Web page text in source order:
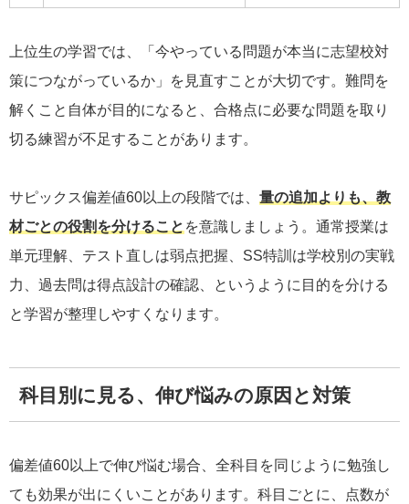
上位生の学習では、「今やっている問題が本当に志望校対
策につながっているか」を見直すことが大切です。難問を
解くこと自体が目的になると、合格点に必要な問題を取り
切る練習が不足することがあります。
サピックス偏差値60以上の段階では、 量の追加よりも、教
材ごとの役割を分けること を意識しましょう。通常授業は
単元理解、テスト直しは弱点把握、SS特訓は学校別の実戦
力、過去問は得点設計の確認、というように目的を分ける
と学習が整理しやすくなります。
科目別に見る、伸び悩みの原因と対策
偏差値60以上で伸び悩む場合、全科目を同じように勉強し
ても効果が出にくいことがあります。科目ごとに、点数が